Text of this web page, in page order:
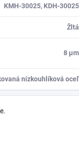
KMH-30025, KDH-30025
Žltá
8 μm
nízkouhlíková oceľ